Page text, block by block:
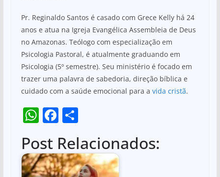
Pr. Reginaldo Santos é casado com Grece Kelly há 24
anos e atua na Igreja Evangélica Assembleia de Deus
no Amazonas. Teólogo com especialização em
Psicologia Pastoral, é atualmente graduando em
Psicologia (5º semestre). Seu ministério é focado em
trazer uma palavra de sabedoria, direção bíblica e
cuidado com a saúde emocional para a vida cristã.
W
at
s
F
c
e
S
ar
e
Post Relacionados: